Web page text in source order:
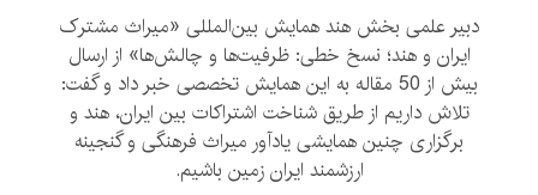
دبیر علمی بخش هند همایش بین‌المللی «میراث مشترک
ایران و هند؛ نسخ خطی: ظرفیت‌ها و چالش‌ها» از ارسال
بیش از 50 مقاله به این همایش تخصصی خبر داد و گفت:
تلاش داریم از طریق شناخت اشتراکات بین ایران، هند و
برگزاری چنین همایشی یادآور میراث فرهنگی و گنجینه
ارزشمند ایران زمین باشیم.